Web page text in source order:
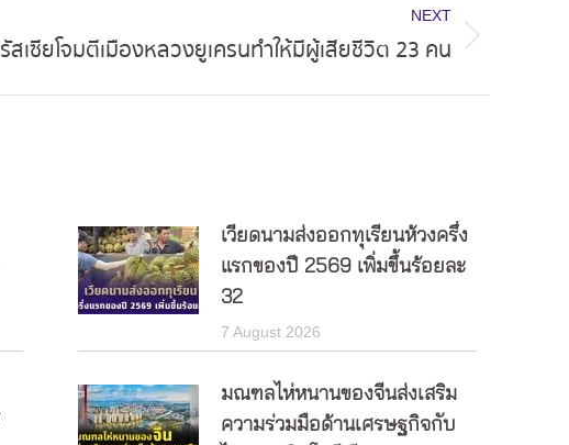
NEXT
รัสเซียโจมตีเมืองหลวงยูเครนทำให้มีผู้เสียชีวิต 23 คน
เวียดนามส่งออกทุเรียนห้วงครึ่ง
แรกของปี 2569 เพิ่มขึ้นร้อยละ
32
7 August 2026
มณฑลไห่หนานของจีนส่งเสริม
ความร่วมมือด้านเศรษฐกิจกับ